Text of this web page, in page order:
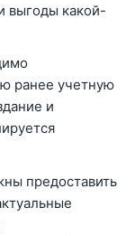
выгоды какой-
ранее учетную
и
предоставить